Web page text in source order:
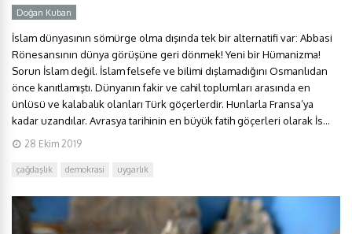
Doğan Kuban
İslam dünyasının sömürge olma dışında tek bir alternatifi var: Abbasi
Rönesansının dünya görüşüne geri dönmek! Yeni bir Hümanizma!
Sorun İslam değil. İslam felsefe ve bilimi dışlamadığını Osmanlıdan
önce kanıtlamıştı. Dünyanın fakir ve cahil toplumları arasında en
ünlüsü ve kalabalık olanları Türk göçerlerdir. Hunlarla Fransa’ya
kadar uzandılar. Avrasya tarihinin en büyük fatih göçerleri olarak İs...
28 Ekim 2019
çağdaşlık demokrasi uygarlık